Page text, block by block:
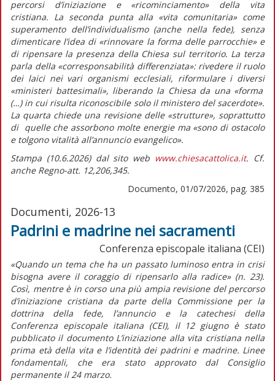
percorsi d’iniziazione e «ricominciamento» della vita
cristiana. La seconda punta alla «vita comunitaria» come
superamento dell’individualismo (anche nella fede), senza
dimenticare l’idea di«rinnovare la forma delle parrocchie» e
di ripensare la presenza della Chiesa sul territorio. La terza
parla della«corresponsabilità differenziata»: rivedere il ruolo
dei laici nei vari organismi ecclesiali, riformulare i diversi
«ministeri battesimali», liberando la Chiesa da una«forma
(…) in cui risulta riconoscibile solo il ministero del sacerdote».
La quarta chiede una revisione delle «strutture», soprattutto
di quelle che assorbono molte energie ma«sono di ostacolo
e tolgono vitalità all’annuncio evangelico».
Stampa (10.6.2026) dal sito web www.chiesacattolica.it. Cf.
anche Regno-att. 12,206,345.
Documento, 01/07/2026, pag. 385
Documenti, 2026-13
Padrini e madrine nei sacramenti
Conferenza episcopale italiana (CEI)
«Quando un tema che ha un passato luminoso entra in crisi
bisogna avere il coraggio di ripensarlo alla radice» (n. 23).
Così, mentre è in corso una più ampia revisione del percorso
d’iniziazione cristiana da parte della Commissione per la
dottrina della fede, l’annuncio e la catechesi della
Conferenza episcopale italiana (CEI), il 12 giugno è stato
pubblicato il documento L’iniziazione alla vita cristiana nella
prima età della vita e l’identità dei padrini e madrine. Linee
fondamentali, che era stato approvato dal Consiglio
permanente il 24 marzo.